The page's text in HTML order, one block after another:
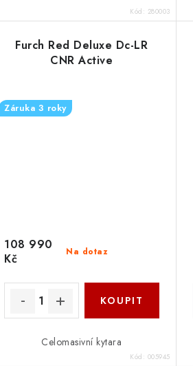
Kód: 280003
Furch Red Deluxe Dc-LR
CNR Active
Záruka 3 roky
Na dotaz
108 990
Kč
Celomasivní kytara
Kód: 005945